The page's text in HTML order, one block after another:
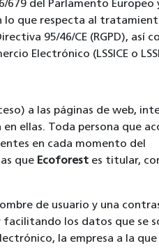
679 del Parlamento Europeo
lo que respecta al
95/46/CE (RGPD), así
Electrónico (LSSICE o
a las páginas de web,
ellas. Toda persona que
en cada momento del
que Ecoforest es titular,
de usuario y una
facilitando los datos que se
la empresa a la que